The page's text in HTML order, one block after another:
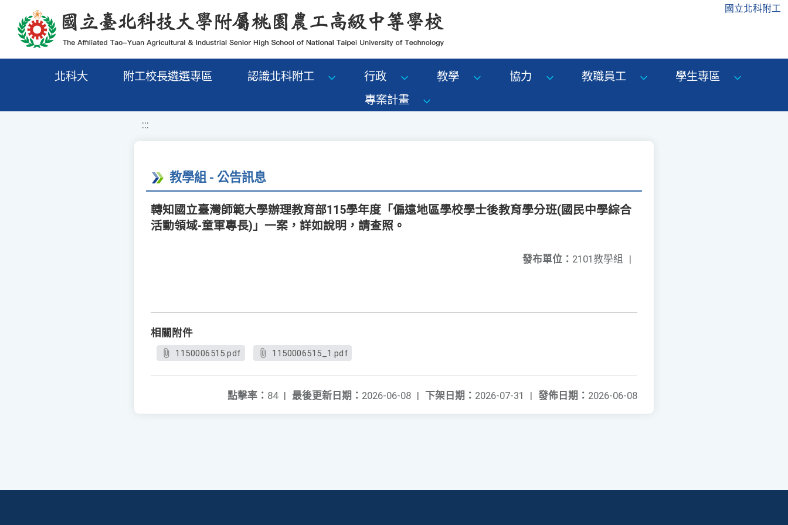
移至網頁之主要內容區位置 國立北科附工
北科大 附工校長遴選專區 認識北科附工 行政 教學 協力 教職員工
學生專區
專案計畫
:::
教學組 - 公告訊息
轉知國立臺灣師範大學辦理教育部115學年度「偏遠地區學校學士後教育學分班(國民中學綜合
活動領域-童軍專長)」一案，詳如說明，請查照。
發布單位： 2101教學組 |
相關附件
1150006515.pdf 1150006515_1.pdf
發佈日期： 2026-06-08
下架日期： 2026-07-31 |
最後更新日期： 2026-06-08 |
點擊率： 84 |